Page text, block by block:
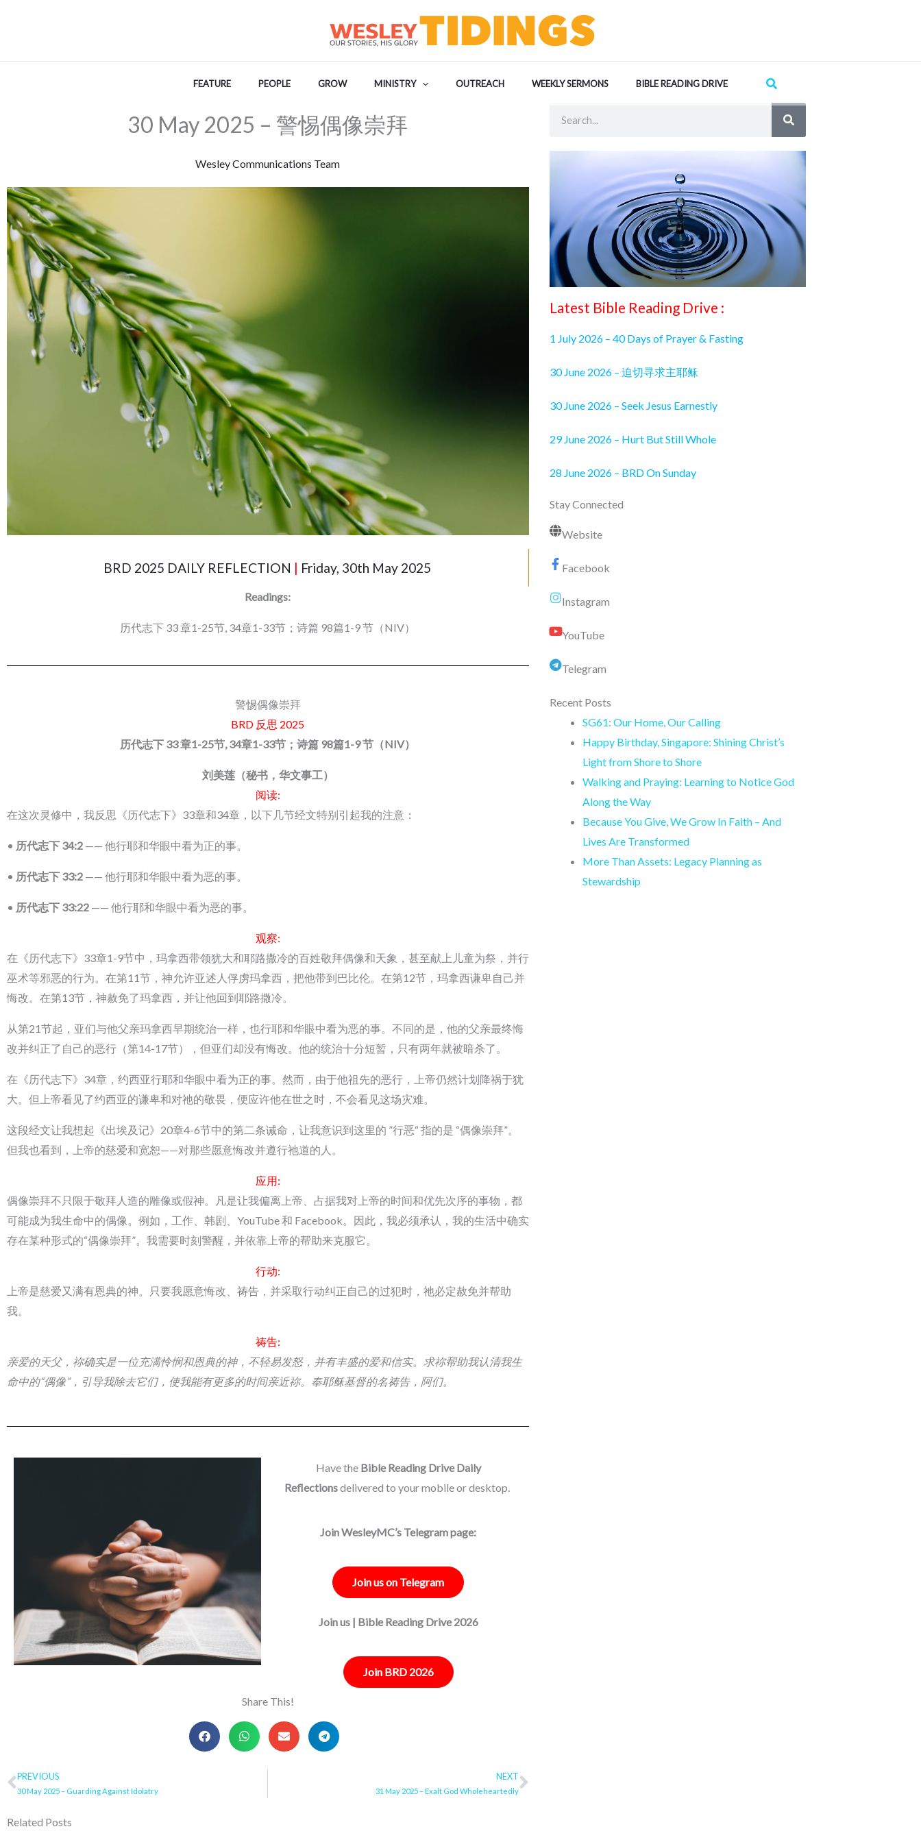
FEATURE PEOPLE GROW MINISTRY OUTREACH WEEKLY SERMONS BIBLE READING DRIVE Search
30 May 2025 – 警惕偶像崇拜
Wesley Communications Team
BRD 2025 DAILY REFLECTION | Friday, 30th May 2025
Readings:
历代志下 33 章1-25节, 34章1-33节；诗篇 98篇1-9 节（NIV）
警惕偶像崇拜
BRD 反思 2025
历代志下 33 章1-25节, 34章1-33节；诗篇 98篇1-9 节（NIV）
刘美莲（秘书，华文事工）
阅读:
在这次灵修中，我反思《历代志下》33章和34章，以下几节经文特别引起我的注意：
• 历代志下 34:2 —— 他行耶和华眼中看为正的事。
• 历代志下 33:2 —— 他行耶和华眼中看为恶的事。
• 历代志下 33:22 —— 他行耶和华眼中看为恶的事。
观察:
在《历代志下》33章1-9节中，玛拿西带领犹大和耶路撒冷的百姓敬拜偶像和天象，甚至献上儿童为祭，并行
巫术等邪恶的行为。在第11节，神允许亚述人俘虏玛拿西，把他带到巴比伦。在第12节，玛拿西谦卑自己并
悔改。在第13节，神赦免了玛拿西，并让他回到耶路撒冷。
从第21节起，亚们与他父亲玛拿西早期统治一样，也行耶和华眼中看为恶的事。不同的是，他的父亲最终悔
改并纠正了自己的恶行（第14-17节），但亚们却没有悔改。他的统治十分短暂，只有两年就被暗杀了。
在《历代志下》34章，约西亚行耶和华眼中看为正的事。然而，由于他祖先的恶行，上帝仍然计划降祸于犹
大。但上帝看见了约西亚的谦卑和对祂的敬畏，便应许他在世之时，不会看见这场灾难。
这段经文让我想起《出埃及记》20章4-6节中的第二条诫命，让我意识到这里的 ”行恶“ 指的是 “偶像崇拜”。
但我也看到，上帝的慈爱和宽恕——对那些愿意悔改并遵行祂道的人。
应用:
偶像崇拜不只限于敬拜人造的雕像或假神。凡是让我偏离上帝、占据我对上帝的时间和优先次序的事物，都
可能成为我生命中的偶像。例如，工作、韩剧、YouTube 和 Facebook。因此，我必须承认，我的生活中确实
存在某种形式的“偶像崇拜”。我需要时刻警醒，并依靠上帝的帮助来克服它。
行动:
上帝是慈爱又满有恩典的神。只要我愿意悔改、祷告，并采取行动纠正自己的过犯时，祂必定赦免并帮助
我。
祷告:
亲爱的天父，祢确实是一位充满怜悯和恩典的神，不轻易发怒，并有丰盛的爱和信实。求祢帮助我认清我生
命中的“偶像”，引导我除去它们，使我能有更多的时间亲近祢。奉耶稣基督的名祷告，阿们。
Have the Bible Reading Drive Daily
Reflectionsdelivered to your mobile or desktop.
Join WesleyMC’s Telegram page:
Join us on Telegram
Join us | Bible Reading Drive 2026
Join BRD 2026
Share This!
Prev
PREVIOUS
30 May 2025 – Guarding Against Idolatry
NEXT
31 May 2025 – Exalt God WholeheartedlyNext
Related Posts
Latest Bible Reading Drive :
1 July 2026 – 40 Days of Prayer & Fasting
30 June 2026 – 迫切寻求主耶稣
30 June 2026 – Seek Jesus Earnestly
29 June 2026 – Hurt But Still Whole
28 June 2026 – BRD On Sunday
Stay Connected
Website
Facebook
Instagram
YouTube
Telegram
Recent Posts
SG61: Our Home, Our Calling
Happy Birthday, Singapore: Shining Christ’s
Light from Shore to Shore
Walking and Praying: Learning to Notice God
Along the Way
Because You Give, We Grow In Faith – And
Lives Are Transformed
More Than Assets: Legacy Planning as
Stewardship